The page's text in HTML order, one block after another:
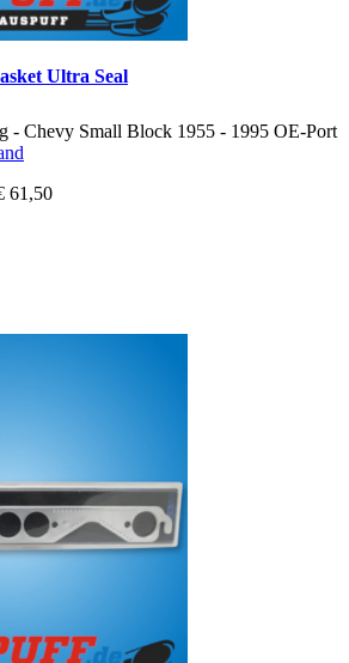
Ultra Seal
- Chevy Small Block 1955 - 1995 OE-Port
61,50